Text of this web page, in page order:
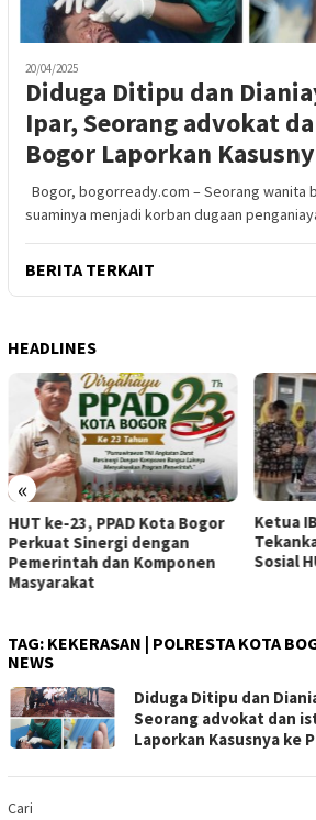
20/04/2025
Diduga Ditipu dan
Ipar, Seorang advokat
Bogor Laporkan
Bogor, bogorready.com – Seorang wanita
suaminya menjadi korban dugaan
BERITA TERKAIT
HEADLINES
«
Ketua IBI Kabupaten Bogor
Tekankan Sinergi dalam Bakti
Sosial HUT ke-75 di Jonggol
Aksi
Gotong
TAG: KEKERASAN | POLRESTA KOTA
NEWS
Diduga Ditipu dan
Seorang advokat dan
Laporkan Kasusnya ke
Cari